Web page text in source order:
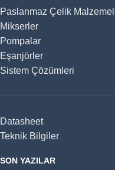
Paslanmaz Çelik
Mikserler
Pompalar
Eşanjörler
Sistem Çözümleri
Datasheet
Teknik Bilgiler
SON YAZILAR